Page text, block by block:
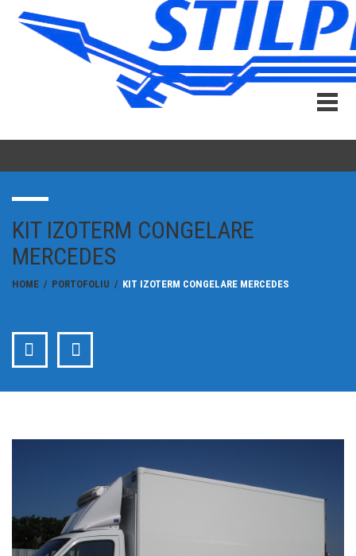
KIT IZOTERM CONGELARE
MERCEDES
HOME / PORTOFOLIU / KIT IZOTERM CONGELARE MERCEDES